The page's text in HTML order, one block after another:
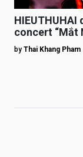
concert “Mắt
by Thai Khang Pham